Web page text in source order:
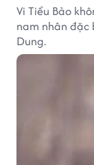
Vi Tiểu Bảo
nam nhân đặc
Dung.